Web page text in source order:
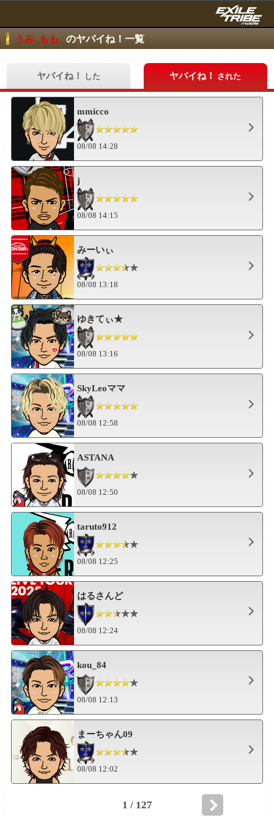
うみ_もも_ のヤバイね！一覧
ヤバイね！ した ヤバイね！ された
mmicco
08/08 14:28
j
08/08 14:15
みーいぃ
08/08 13:18
ゆきてぃ★
08/08 13:16
SkyLeoママ
08/08 12:58
ASTANA
08/08 12:50
taruto912
08/08 12:25
はるさんど
08/08 12:24
kou_84
08/08 12:13
まーちゃん09
08/08 12:02
1 / 127